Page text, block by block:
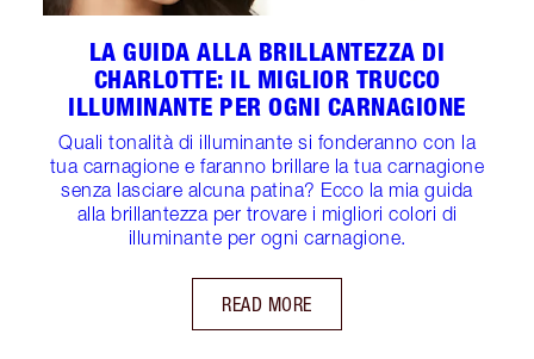
LA GUIDA ALLA BRILLANTEZZA DI
CHARLOTTE: IL MIGLIOR TRUCCO
ILLUMINANTE PER OGNI CARNAGIONE
Quali tonalità di illuminante si fonderanno con la
tua carnagione e faranno brillare la tua carnagione
senza lasciare alcuna patina? Ecco la mia guida
alla brillantezza per trovare i migliori colori di
illuminante per ogni carnagione.
READ MORE